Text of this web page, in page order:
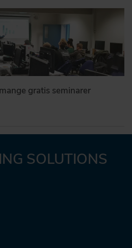
gratis seminarer
SOLUTIONS